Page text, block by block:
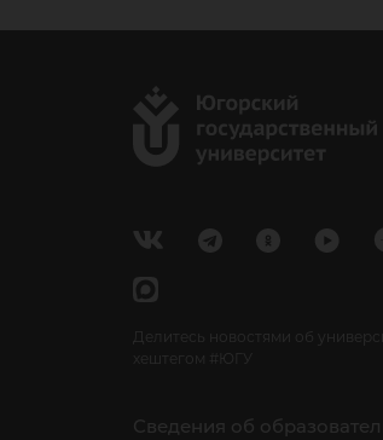
Делитесь новостями об
хештегом #ЮГУ
Сведения об